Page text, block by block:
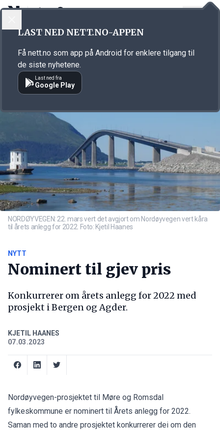
Annonsørinnhold
NORDØYVEGEN: 22. mars vert det avgjort om Nordøyvegen vert kåra
til årets anlegg for 2022. Foto: Kjetil Haanes
NYTT
Nominert til gjev pris
Konkurrerer om årets anlegg for 2022 med
prosjekt i Bergen og Agder.
KJETIL HAANES
07.03.2023
Nordøyvegen-prosjektet til Møre og Romsdal
fylkeskommune er nominert til Årets anlegg for 2022.
Saman med to andre prosjektet konkurrerer dei om den
LAST NED NETT.NO-APPEN
Få nett.no som app på Android for enklere tilgang til
de siste nyhetene.
Last ned fra
Google Play